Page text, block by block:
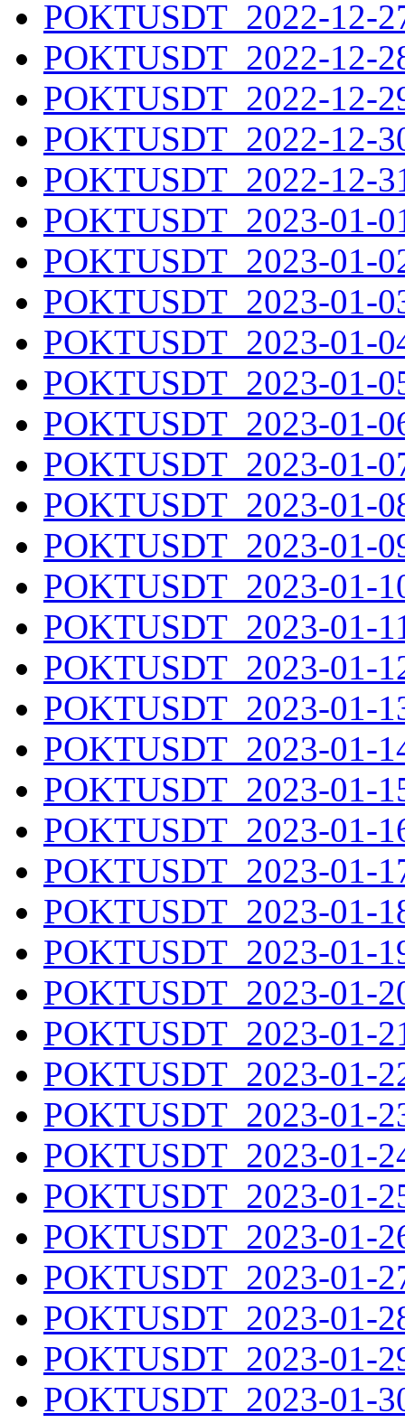
POKTUSDT_2022-12-
POKTUSDT_2022-12-
POKTUSDT_2022-12-
POKTUSDT_2022-12-
POKTUSDT_2022-12-
POKTUSDT_2023-01-
POKTUSDT_2023-01-
POKTUSDT_2023-01-
POKTUSDT_2023-01-
POKTUSDT_2023-01-
POKTUSDT_2023-01-
POKTUSDT_2023-01-
POKTUSDT_2023-01-
POKTUSDT_2023-01-
POKTUSDT_2023-01-
POKTUSDT_2023-01-
POKTUSDT_2023-01-
POKTUSDT_2023-01-
POKTUSDT_2023-01-
POKTUSDT_2023-01-
POKTUSDT_2023-01-
POKTUSDT_2023-01-
POKTUSDT_2023-01-
POKTUSDT_2023-01-
POKTUSDT_2023-01-
POKTUSDT_2023-01-
POKTUSDT_2023-01-
POKTUSDT_2023-01-
POKTUSDT_2023-01-
POKTUSDT_2023-01-
POKTUSDT_2023-01-
POKTUSDT_2023-01-
POKTUSDT_2023-01-
POKTUSDT_2023-01-
POKTUSDT_2023-01-